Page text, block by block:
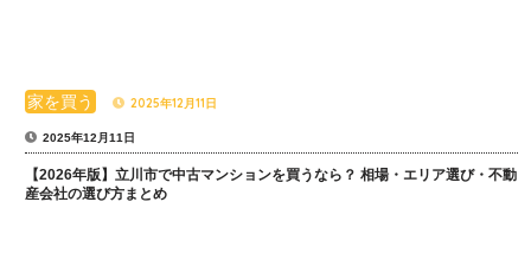
家を買う 2025年12月11日
2025年12月11日
【2026年版】立川市で中古マンションを買うなら？ 相場・エリア選び・不動
産会社の選び方まとめ